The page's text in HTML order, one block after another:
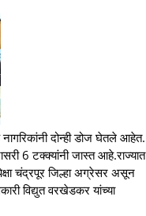
दोन्ही डोज घेतले आहेत.
6 टक्क्यांनी जास्त आहे.राज्यात
चंद्रपूर जिल्हा अग्रेसर असून
विद्युत वरखेडकर यांच्या